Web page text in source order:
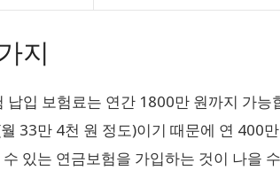
지
납입 보험료는 연간 1800만 원까지 가능
33만 4천 원 정도)이기 때문에 연 400
있는 연금보험을 가입하는 것이 나을